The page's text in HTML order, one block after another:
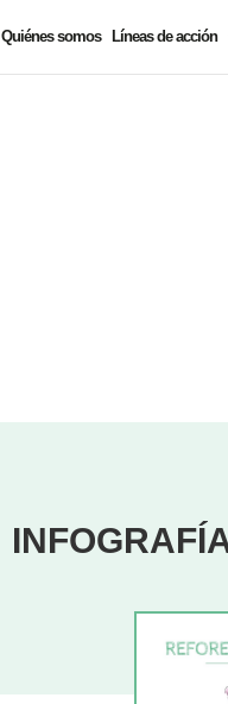
Quiénes somos Líneas de acción